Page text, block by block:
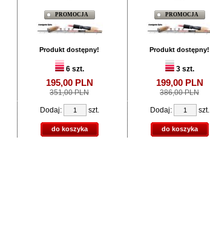
PROMOCJA PROMOCJA
Produkt dostępny!
6 szt.
195,00PLN
351,00 PLN
Produkt dostępny!
3 szt.
199,00PLN
386,00 PLN
Dodaj: szt.
do koszyka
Dodaj: szt.
do koszyka